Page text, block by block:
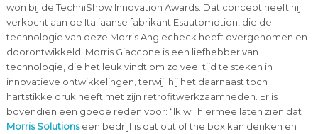
won bij de TechniShow Innovation Awards. Dat concept heeft hij
verkocht aan de Italiaanse fabrikant Esautomotion, die de
technologie van deze Morris Anglecheck heeft overgenomen en
doorontwikkeld. Morris Giaccone is een liefhebber van
technologie, die het leuk vindt om zo veel tijd te steken in
innovatieve ontwikkelingen, terwijl hij het daarnaast toch
hartstikke druk heeft met zijn retrofitwerkzaamheden. Er is
bovendien een goede reden voor: “Ik wil hiermee laten zien dat
Morris Solutionseen bedrijf is dat out of the box kan denken en